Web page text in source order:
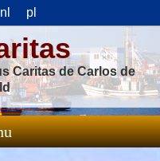
nl pl
Caritas de Carlos de